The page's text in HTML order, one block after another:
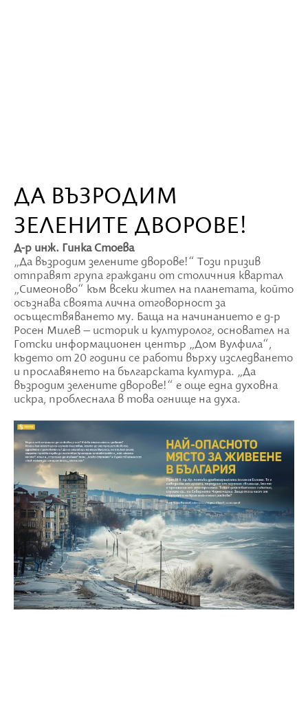
ДА ВЪЗРОДИМ
ЗЕЛЕНИТЕ ДВОРОВЕ!
Д-р инж. Гинка Стоева
„Да възродим зелените дворове!“ Този призив
отправят група граждани от столичния квартал
„Симеоново“ към всеки жител на планетата, който
осъзнава своята лична отговорност за
осъществяването му. Баща на начинанието е д-р
Росен Милев – историк и културолог, основател на
Готски информационен център „Дом Вулфила“,
където от 20 години се работи върху изследването
и прославянето на българската култура. „Да
възродим зелените дворове!“ е още една духовна
искра, проблеснала в това огнище на духа.